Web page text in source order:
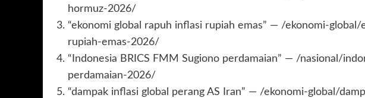
hormuz-2026/
“ekonomi global rapuh inflasi rupiah emas” — /ekonomi-
rupiah-emas-2026/
“Indonesia BRICS FMM Sugiono perdamaian” — /nasional/
perdamaian-2026/
“dampak inflasi global perang AS Iran” — /ekonomi-global/